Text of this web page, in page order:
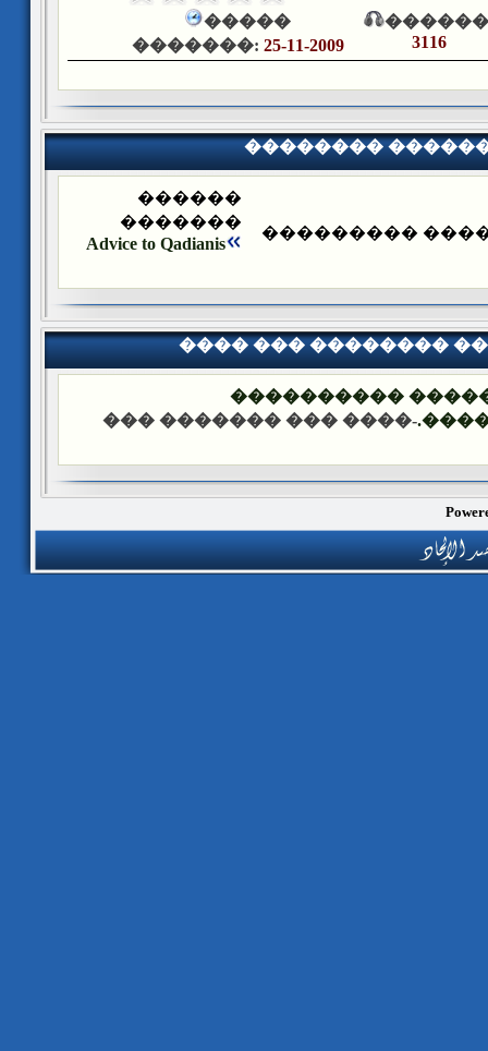
�����
�������: 25-11-2009
3116
��������
��������
������
�������
Advice to Qadianis
���� ��� ��������
��� ����:
-���� ��� ������� ���